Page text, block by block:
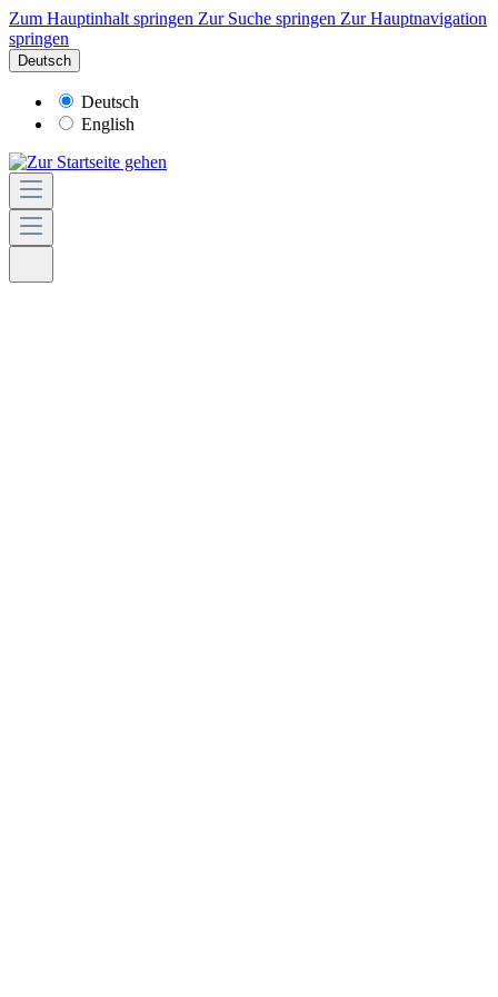
Zum Hauptinhalt springen Zur Suche springen Zur Hauptnavigation
springen
Deutsch
Deutsch
English